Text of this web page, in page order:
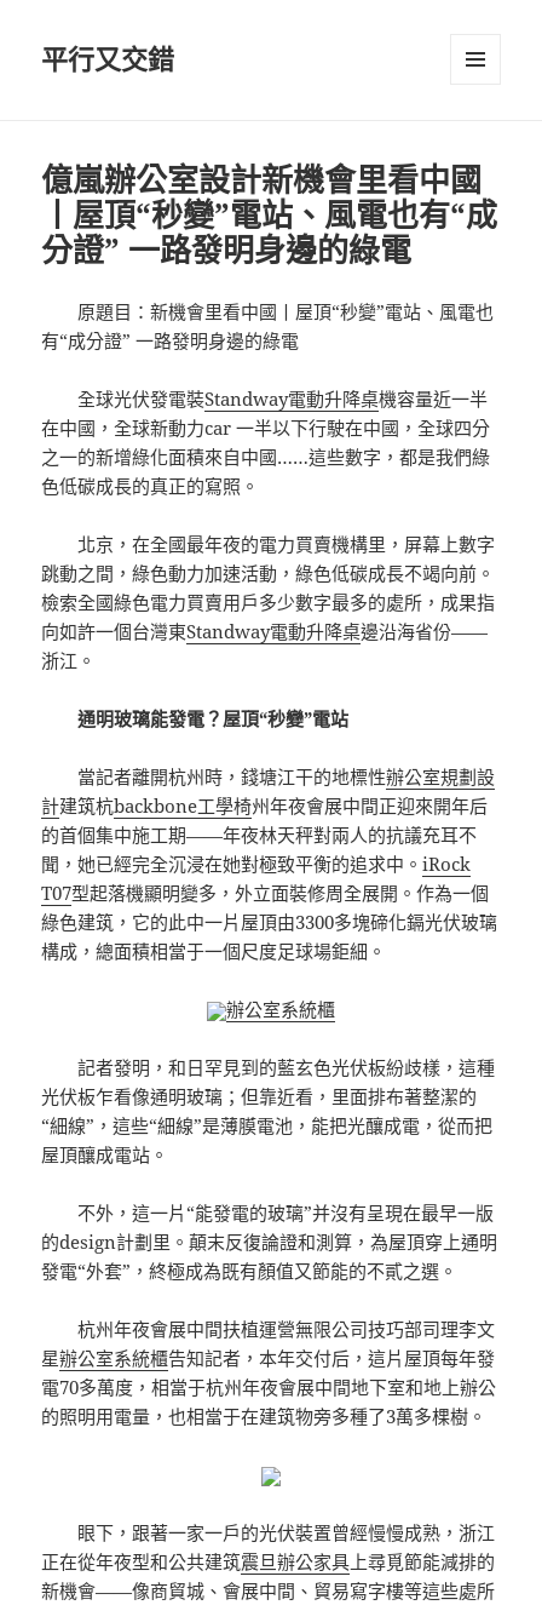
平行又交錯
億嵐辦公室設計新機會里看中國
丨屋頂“秒變”電站、風電也有“成
分證” 一路發明身邊的綠電
原題目：新機會里看中國丨屋頂“秒變”電站、風電也
有“成分證” 一路發明身邊的綠電
全球光伏發電裝Standway電動升降桌機容量近一半
在中國，全球新動力car 一半以下行駛在中國，全球四分
之一的新增綠化面積來自中國……這些數字，都是我們綠
色低碳成長的真正的寫照。
北京，在全國最年夜的電力買賣機構里，屏幕上數字
跳動之間，綠色動力加速活動，綠色低碳成長不竭向前。
檢索全國綠色電力買賣用戶多少數字最多的處所，成果指
向如許一個台灣東Standway電動升降桌邊沿海省份——
浙江。
通明玻璃能發電？屋頂“秒變”電站
當記者離開杭州時，錢塘江干的地標性辦公室規劃設
計建筑杭backbone工學椅州年夜會展中間正迎來開年后
的首個集中施工期——年夜林天秤對兩人的抗議充耳不
聞，她已經完全沉浸在她對極致平衡的追求中。iRock
T07型起落機顯明變多，外立面裝修周全展開。作為一個
綠色建筑，它的此中一片屋頂由3300多塊碲化鎘光伏玻璃
構成，總面積相當于一個尺度足球場鉅細。
辦公室系統櫃
記者發明，和日罕見到的藍玄色光伏板紛歧樣，這種
光伏板乍看像通明玻璃；但靠近看，里面排布著整潔的
“細線”，這些“細線”是薄膜電池，能把光釀成電，從而把
屋頂釀成電站。
不外，這一片“能發電的玻璃”并沒有呈現在最早一版
的design計劃里。顛末反復論證和測算，為屋頂穿上通明
發電“外套”，終極成為既有顏值又節能的不貳之選。
杭州年夜會展中間扶植運營無限公司技巧部司理李文
星辦公室系統櫃告知記者，本年交付后，這片屋頂每年發
電70多萬度，相當于杭州年夜會展中間地下室和地上辦公
的照明用電量，也相當于在建筑物旁多種了3萬多棵樹。
眼下，跟著一家一戶的光伏裝置曾經慢慢成熟，浙江
正在從年夜型和公共建筑震旦辦公家具 上尋覓節能減排的
新機會——像商貿城、會展中間、貿易寫字樓等這些處所